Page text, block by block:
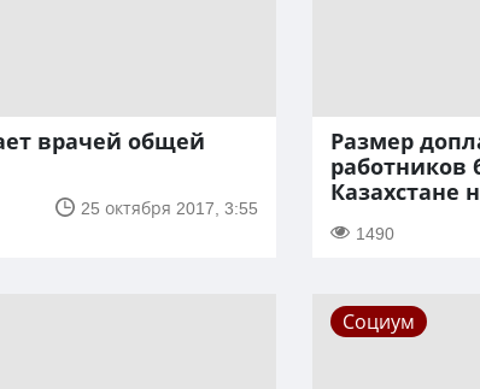
врачей общей
25 октября 2017, 3:55
Размер
Казахстане
1490
Социум